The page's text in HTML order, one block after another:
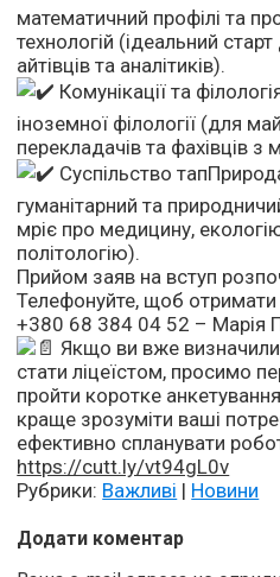
математичний профілі та
технологій (ідеальний
айтівців та аналітиків).
Комунікації та
іноземної філології (для
перекладачів та фахівців з
Суспільство
гуманітарний та
мріє про медицину,
політологію).
Прийом заяв на вступ
Телефонуйте, щоб
+380 68 384 04 52 – Марія
Якщо ви вже
стати ліцеїстом, просимо
пройти коротке
краще зрозуміти ваші
ефективно спланувати
https://cutt.ly/vt94gL0v
Рубрики: Важливі | Новини
Додати коментар